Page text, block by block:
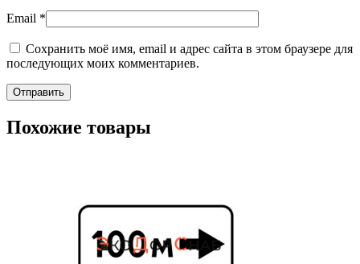
Email *
Сохранить моё имя, email и адрес сайта в этом браузере для
последующих моих комментариев.
Похожие товары